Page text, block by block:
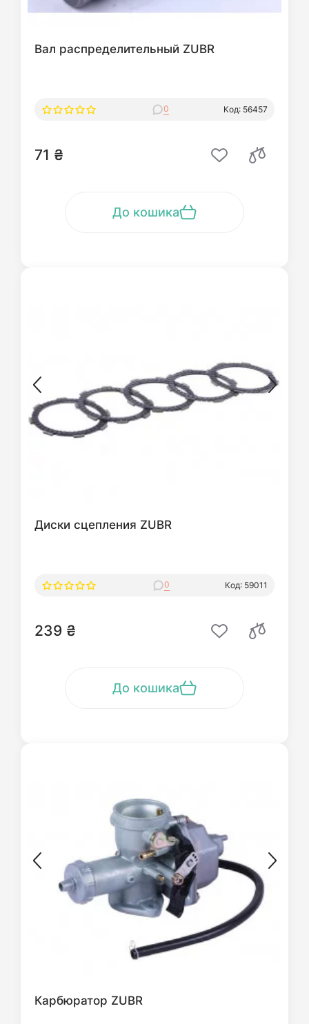
Вал распределительный ZUBR
0 Код: 56457
71 ₴
До кошика
Диски сцепления ZUBR
0 Код: 59011
239 ₴
До кошика
Карбюратор ZUBR